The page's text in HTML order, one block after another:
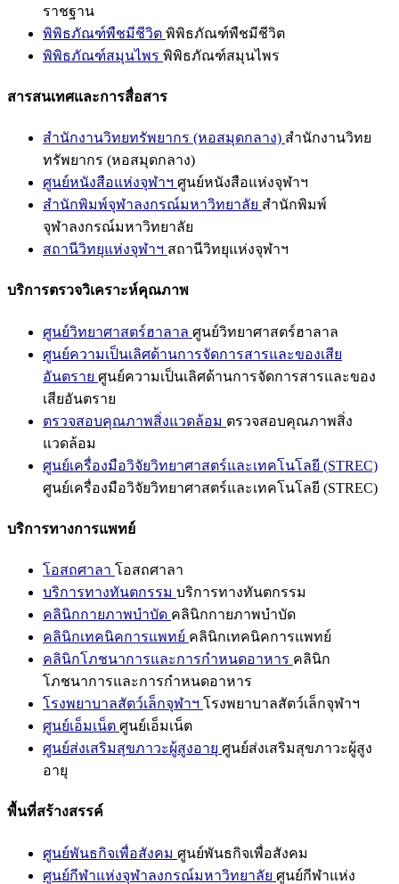
ราชฐาน
พิพิธภัณฑ์พืชมีชีวิต พิพิธภัณฑ์พืชมีชีวิต
พิพิธภัณฑ์สมุนไพร พิพิธภัณฑ์สมุนไพร
สารสนเทศและการสื่อสาร
สำนักงานวิทยทรัพยากร (หอสมุดกลาง) สำนักงานวิทย
ทรัพยากร (หอสมุดกลาง)
ศูนย์หนังสือแห่งจุฬาฯ ศูนย์หนังสือแห่งจุฬาฯ
สำนักพิมพ์จุฬาลงกรณ์มหาวิทยาลัย สำนักพิมพ์
จุฬาลงกรณ์มหาวิทยาลัย
สถานีวิทยุแห่งจุฬาฯ สถานีวิทยุแห่งจุฬาฯ
บริการตรวจวิเคราะห์คุณภาพ
ศูนย์วิทยาศาสตร์ฮาลาล ศูนย์วิทยาศาสตร์ฮาลาล
ศูนย์ความเป็นเลิศด้านการจัดการสารและของเสีย
อันตราย ศูนย์ความเป็นเลิศด้านการจัดการสารและของ
เสียอันตราย
ตรวจสอบคุณภาพสิ่งแวดล้อม ตรวจสอบคุณภาพสิ่ง
แวดล้อม
ศูนย์เครื่องมือวิจัยวิทยาศาสตร์และเทคโนโลยี (STREC)
ศูนย์เครื่องมือวิจัยวิทยาศาสตร์และเทคโนโลยี (STREC)
บริการทางการแพทย์
โอสถศาลา โอสถศาลา
บริการทางทันตกรรม บริการทางทันตกรรม
คลินิกกายภาพบำบัด คลินิกกายภาพบำบัด
คลินิกเทคนิคการแพทย์ คลินิกเทคนิคการแพทย์
คลินิกโภชนาการและการกำหนดอาหาร คลินิก
โภชนาการและการกำหนดอาหาร
โรงพยาบาลสัตว์เล็กจุฬาฯ โรงพยาบาลสัตว์เล็กจุฬาฯ
ศูนย์เอ็มเน็ต ศูนย์เอ็มเน็ต
ศูนย์ส่งเสริมสุขภาวะผู้สูงอายุ ศูนย์ส่งเสริมสุขภาวะผู้สูง
อายุ
พื้นที่สร้างสรรค์
ศูนย์พันธกิจเพื่อสังคม ศูนย์พันธกิจเพื่อสังคม
ศูนย์กีฬาแห่งจุฬาลงกรณ์มหาวิทยาลัย ศูนย์กีฬาแห่ง